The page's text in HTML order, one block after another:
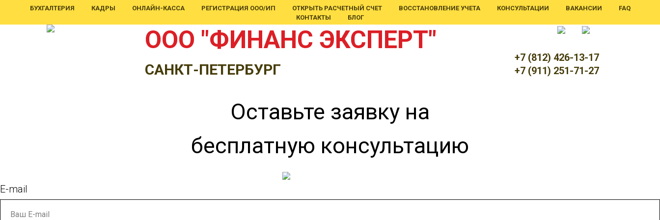
ООО "ФИНАНС ЭКСПЕРТ"
САНКТ-ПЕТЕРБУРГ +7 (911) 251-71-27
+7 (812) 426-13-17
БУХГАЛТЕРИЯ КАДРЫ ОНЛАЙН-КАССА РЕГИСТРАЦИЯ ООО/ИП ОТКРЫТЬ РАСЧЕТНЫЙ СЧЕТ ВОССТАНОВЛЕНИЕ УЧЕТА КОНСУЛЬТАЦИИ ВАКАНСИИ
FAQ
КОНТАКТЫ
БЛОГ
Оставьте заявку на
бесплатную консультацию
E-mail